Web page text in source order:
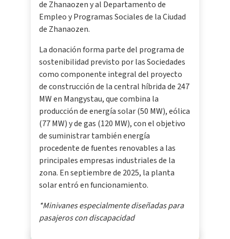
de Zhanaozen y al Departamento de
Empleo y Programas Sociales de la Ciudad
de Zhanaozen.
La donación forma parte del programa de
sostenibilidad previsto por las Sociedades
como componente integral del proyecto
de construcción de la central híbrida de 247
MW en Mangystau, que combina la
producción de energía solar (50 MW), eólica
(77 MW) y de gas (120 MW), con el objetivo
de suministrar también energía
procedente de fuentes renovables a las
principales empresas industriales de la
zona. En septiembre de 2025, la planta
solar entró en funcionamiento.
*Minivanes especialmente diseñadas para
pasajeros con discapacidad